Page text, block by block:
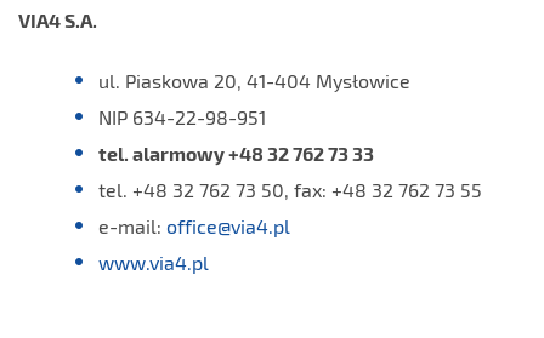
VIA4 S.A.
ul. Piaskowa 20, 41-404 Mysłowice
NIP 634-22-98-951
tel. alarmowy +48 32 762 73 33
tel. +48 32 762 73 50, fax: +48 32 762 73 55
e-mail: office@via4.pl
www.via4.pl